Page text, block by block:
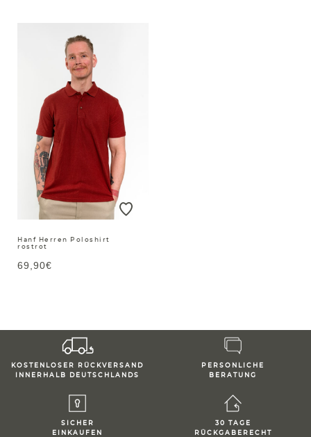
Hanf Herren Poloshirt
rostrot
69,90€
KOSTENLOSER RÜCKVERSAND
INNERHALB DEUTSCHLANDS
PERSONLICHE
BERATUNG
SICHER
EINKAUFEN
30 TAGE
RÜCKGABERECHT